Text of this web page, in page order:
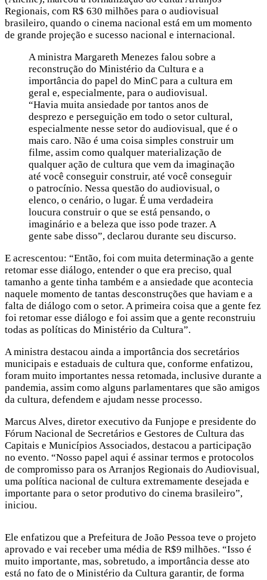
Regionais, com R$ 630 milhões para o audiovisual
brasileiro, quando o cinema nacional está em um momento
de grande projeção e sucesso nacional e internacional.
A ministra Margareth Menezes falou sobre a
reconstrução do Ministério da Cultura e a
importância do papel do MinC para a cultura em
geral e, especialmente, para o audiovisual.
“Havia muita ansiedade por tantos anos de
desprezo e perseguição em todo o setor cultural,
especialmente nesse setor do audiovisual, que é o
mais caro. Não é uma coisa simples construir um
filme, assim como qualquer materialização de
qualquer ação de cultura que vem da imaginação
até você conseguir construir, até você conseguir
o patrocínio. Nessa questão do audiovisual, o
elenco, o cenário, o lugar. É uma verdadeira
loucura construir o que se está pensando, o
imaginário e a beleza que isso pode trazer. A
gente sabe disso”, declarou durante seu discurso.
E acrescentou: “Então, foi com muita determinação a gente
retomar esse diálogo, entender o que era preciso, qual
tamanho a gente tinha também e a ansiedade que acontecia
naquele momento de tantas desconstruções que haviam e a
falta de diálogo com o setor. A primeira coisa que a gente fez
foi retomar esse diálogo e foi assim que a gente reconstruiu
todas as políticas do Ministério da Cultura”.
A ministra destacou ainda a importância dos secretários
municipais e estaduais de cultura que, conforme enfatizou,
foram muito importantes nessa retomada, inclusive durante a
pandemia, assim como alguns parlamentares que são amigos
da cultura, defendem e ajudam nesse processo.
Marcus Alves, diretor executivo da Funjope e presidente do
Fórum Nacional de Secretários e Gestores de Cultura das
Capitais e Municípios Associados, destacou a participação
no evento. “Nosso papel aqui é assinar termos e protocolos
de compromisso para os Arranjos Regionais do Audiovisual,
uma política nacional de cultura extremamente desejada e
importante para o setor produtivo do cinema brasileiro”,
iniciou.
Ele enfatizou que a Prefeitura de João Pessoa teve o projeto
aprovado e vai receber uma média de R$9 milhões. “Isso é
muito importante, mas, sobretudo, a importância desse ato
está no fato de o Ministério da Cultura garantir, de forma